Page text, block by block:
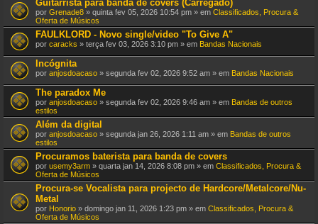
o
.
p
i
c
o
e
m
u
m
a
v
o
t
a
ç
ã
o
.
Guitarrista para banda de covers (Carregado)
por Grenade8 » quinta fev 05, 2026 10:54 pm » em Classificados, Procura &
Oferta de Músicos
FAULKLORD - Novo single/video "To Give A"
por caracks » terça fev 03, 2026 3:10 pm » em Bandas Nacionais
Incógnita
por anjosdoacaso » segunda fev 02, 2026 9:52 am » em Bandas Nacionais
The paradox Me
por anjosdoacaso » segunda fev 02, 2026 9:46 am » em Bandas de outros
estilos
Além da digital
por anjosdoacaso » segunda jan 26, 2026 1:11 am » em Bandas de outros
estilos
Procuramos baterista para banda de covers
por usemy3arm » quarta jan 14, 2026 8:08 pm » em Classificados, Procura &
Oferta de Músicos
Procura-se Vocalista para projecto de Hardcore/Metalcore/Nu-
Metal
por Honorio » domingo jan 11, 2026 1:23 pm » em Classificados, Procura &
Oferta de Músicos